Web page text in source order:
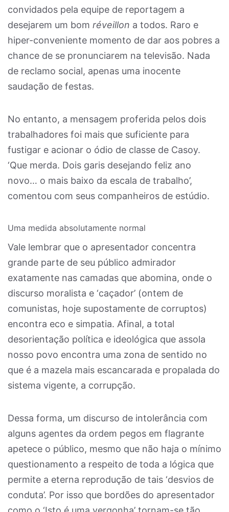
convidados pela equipe de reportagem a
desejarem um bom réveillon a todos. Raro e
hiper-conveniente momento de dar aos pobres a
chance de se pronunciarem na televisão. Nada
de reclamo social, apenas uma inocente
saudação de festas.
No entanto, a mensagem proferida pelos dois
trabalhadores foi mais que suficiente para
fustigar e acionar o ódio de classe de Casoy.
‘Que merda. Dois garis desejando feliz ano
novo… o mais baixo da escala de trabalho’,
comentou com seus companheiros de estúdio.
Uma medida absolutamente normal
Vale lembrar que o apresentador concentra
grande parte de seu público admirador
exatamente nas camadas que abomina, onde o
discurso moralista e ‘caçador’ (ontem de
comunistas, hoje supostamente de corruptos)
encontra eco e simpatia. Afinal, a total
desorientação política e ideológica que assola
nosso povo encontra uma zona de sentido no
que é a mazela mais escancarada e propalada do
sistema vigente, a corrupção.
Dessa forma, um discurso de intolerância com
alguns agentes da ordem pegos em flagrante
apetece o público, mesmo que não haja o mínimo
questionamento a respeito de toda a lógica que
permite a eterna reprodução de tais ‘desvios de
conduta’. Por isso que bordões do apresentador